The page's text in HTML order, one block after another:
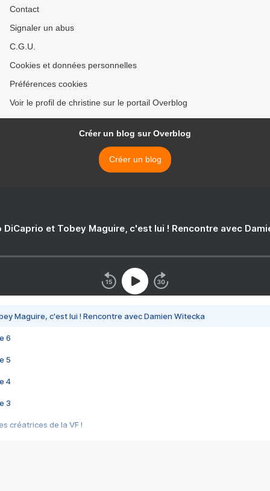
Contact
Signaler un abus
C.G.U.
Cookies et données personnelles
Préférences cookies
Voir le profil de christine sur le portail Overblog
Créer un blog sur Overblog
Créer un blog
DiCaprio et Tobey Maguire, c'est lui ! Rencontre avec
Maguire, c'est lui ! Rencontre avec Damien Witecka
6
5
4
3
créatrices de la VF !